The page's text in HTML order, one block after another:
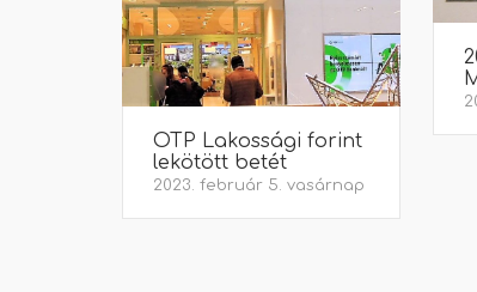
OTP Lakossági forint
lekötött betét
2023. február 5. vasárnap